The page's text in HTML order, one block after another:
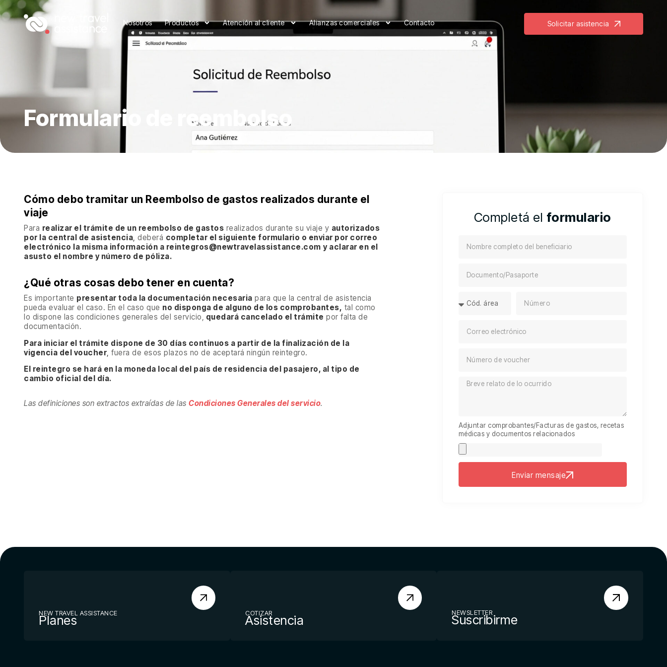
Nosotros Productos Atención al cliente Alianzas comerciales Contacto Solicitar asistencia
Formulario de reembolso
Cómo debo tramitar un Reembolso de gastos realizados durante el
viaje
Para realizar el trámite de un reembolso de gastos realizados durante su viaje y autorizados
por la central de asistencia, deberá completar el siguiente formulario o enviar por correo
electrónico la misma información a reintegros@newtravelassistance.com y aclarar en el
asusto el nombre y número de póliza.
¿Qué otras cosas debo tener en cuenta?
Es importante presentar toda la documentación necesaria para que la central de asistencia
pueda evaluar el caso. En el caso que no disponga de alguno de los comprobantes, tal como
lo dispone las condiciones generales del servicio, quedará cancelado el trámite por falta de
documentación.
Para iniciar el trámite dispone de 30 días continuos a partir de la finalización de la
vigencia del voucher fuera de esos plazos no de aceptará ningún reintegro.
El reintegro se hará en la moneda local del país de residencia del pasajero, al tipo de
cambio oficial del día.
Las definiciones son extractos extraídas de las Condiciones Generales del servicio.
Completá el formulario
Adjuntar comprobantes/Facturas de gastos, recetas
médicas y documentos relacionados
Enviar mensaje
NEW TRAVEL ASSISTANCE
Planes COTIZAR
Asistencia NEWSLETTER
Suscribirme